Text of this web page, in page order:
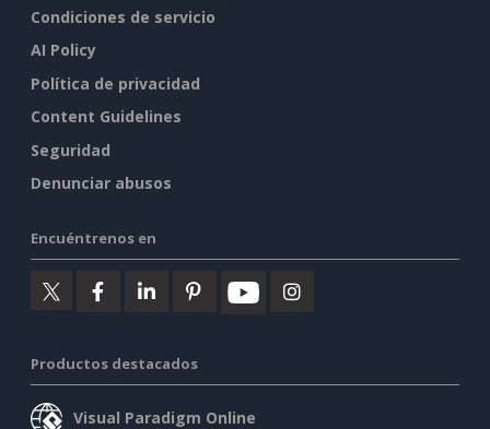
Condiciones de servicio
AI Policy
Política de privacidad
Content Guidelines
Seguridad
Denunciar abusos
Encuéntrenos en
Productos destacados
Visual Paradigm Online